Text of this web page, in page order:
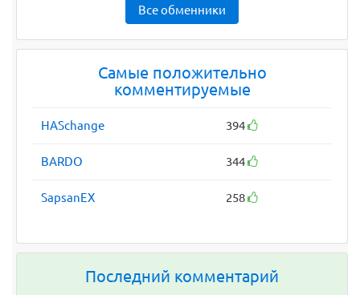
Все обменники
Самые положительно
комментируемые
HASchange 394
BARDO 344
SapsanEX 258
Последний комментарий